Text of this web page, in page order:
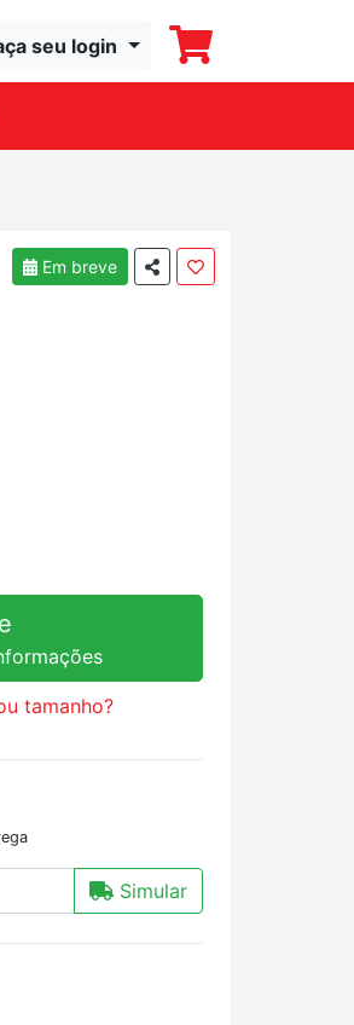
seu login
Em breve
tamanho?
Simular